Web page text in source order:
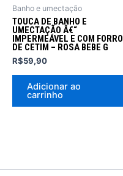
Banho e umectação
TOUCA DE BANHO E
UMECTAÇÃO Â€“
IMPERMEÁVEL E COM FORRO
DE CETIM – ROSA BEBE G
R$59,90
Adicionar ao
carrinho